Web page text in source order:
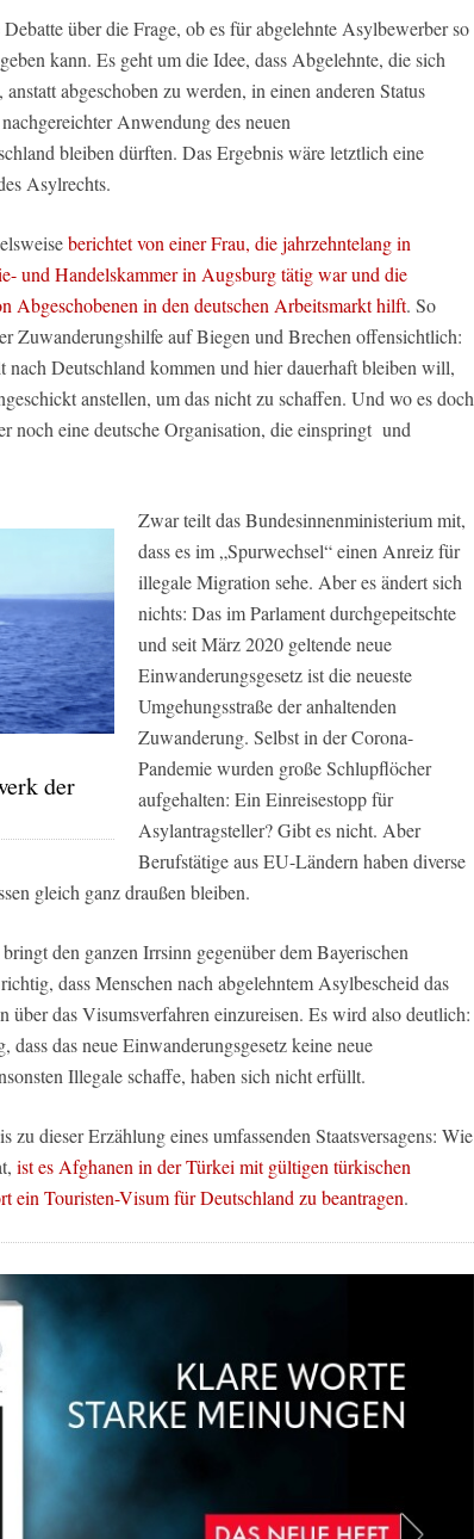
über die Frage, ob es für abgelehnte Asylbewerber so
kann. Es geht um die Idee, dass Abgelehnte, die sich
abgeschoben zu werden, in einen anderen Status
Anwendung des neuen
bleiben dürften. Das Ergebnis wäre letztlich eine
Asylrechts.
berichtet von einer Frau, die jahrzehntelang in
und Handelskammer in Augsburg tätig war und die
Abgeschobenen in den deutschen Arbeitsmarkt hilft. So
Zuwanderungshilfe auf Biegen und Brechen offensichtlich:
nach Deutschland kommen und hier dauerhaft bleiben will,
anstellen, um das nicht zu schaffen. Und wo es doch
noch eine deutsche Organisation, die einspringt und
der
Zwar teilt das Bundesinnenministerium mit,
dass es im „Spurwechsel“ einen Anreiz für
illegale Migration sehe. Aber es ändert sich
nichts: Das im Parlament durchgepeitschte
und seit März 2020 geltende neue
Einwanderungsgesetz ist die neueste
Umgehungsstraße der anhaltenden
Zuwanderung. Selbst in der Corona-
Pandemie wurden große Schlupflöcher
aufgehalten: Ein Einreisestopp für
Asylantragsteller? Gibt es nicht. Aber
Berufstätige aus EU-Ländern haben diverse
gleich ganz draußen bleiben.
den ganzen Irrsinn gegenüber dem Bayerischen
dass Menschen nach abgelehntem Asylbescheid das
über das Visumsverfahren einzureisen. Es wird also deutlich:
dass das neue Einwanderungsgesetz keine neue
Illegale schaffe, haben sich nicht erfüllt.
dieser Erzählung eines umfassenden Staatsversagens: Wie
ist es Afghanen in der Türkei mit gültigen türkischen
ein Touristen-Visum für Deutschland zu beantragen.